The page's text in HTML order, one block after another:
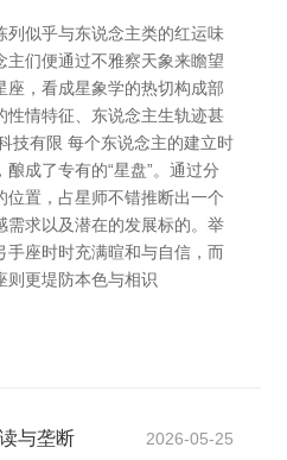
列似乎与东说念主类的红运味
主们便通过不雅察天象来瞻望
座，看成星象学的热切构成部
性情特征、东说念主生轨迹甚
技有限 每个东说念主的建立时
成了专有的“星盘”。通过分
位置，占星师不错推断出一个
需求以及潜在的发展标的。举
手座时时充满暄和与自信，而
则更堤防本色与相识
与垄断 2026-05-25